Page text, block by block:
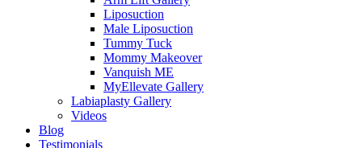
Liposuction
Male Liposuction
Tummy Tuck
Mommy Makeover
Vanquish ME
MyEllevate Gallery
Labiaplasty Gallery
Videos
Blog
Testimonials